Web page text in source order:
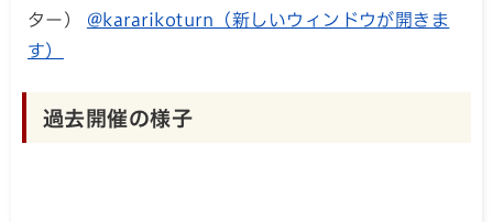
ター） @kararikoturn（新しいウィンドウが開きま
す）
過去開催の様子